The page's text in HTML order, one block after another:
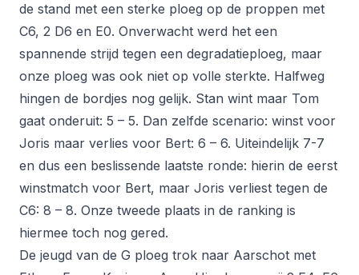
de stand met een sterke ploeg op de proppen met
C6, 2 D6 en E0. Onverwacht werd het een
spannende strijd tegen een degradatieploeg, maar
onze ploeg was ook niet op volle sterkte. Halfweg
hingen de bordjes nog gelijk. Stan wint maar Tom
gaat onderuit: 5 – 5. Dan zelfde scenario: winst voor
Joris maar verlies voor Bert: 6 – 6. Uiteindelijk 7-7
en dus een beslissende laatste ronde: hierin de eerst
winstmatch voor Bert, maar Joris verliest tegen de
C6: 8 – 8. Onze tweede plaats in de ranking is
hiermee toch nog gered.
De jeugd van de G ploeg trok naar Aarschot met